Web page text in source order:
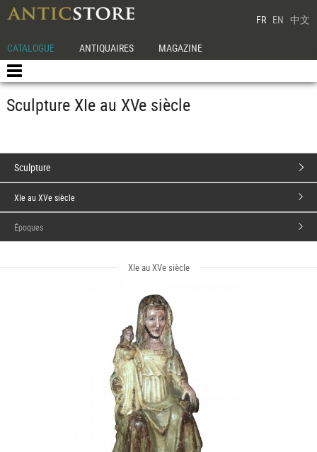
FR EN 中文
CATALOGUE ANTIQUAIRES MAGAZINE
Sculpture XIe au XVe siècle
Sculpture
XIe au XVe siècle
Époques
XIe au XVe siècle